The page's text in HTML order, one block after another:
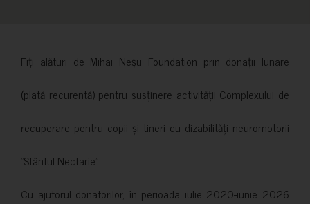
Fiți alături de Mihai Neșu Foundation prin donații lunare
(plată recurentă) pentru susținere activității Complexului de
recuperare pentru copii și tineri cu dizabilități neuromotorii
”Sfântul Nectarie”.
Cu ajutorul donatorilor, în perioada iulie 2020-iunie 2026